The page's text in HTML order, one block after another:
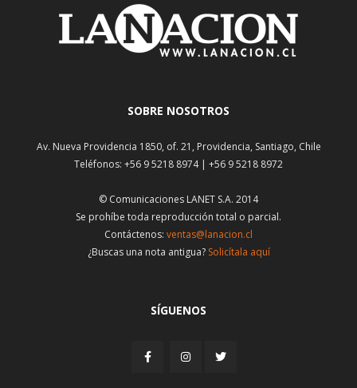
SOBRE NOSOTROS
Av. Nueva Providencia 1850, of. 21, Providencia, Santiago, Chile
Teléfonos: +56 9 5218 8974 | +56 9 5218 8972
© Comunicaciones LANET S.A. 2014
Se prohíbe toda reproducción total o parcial.
Contáctenos: ventas@lanacion.cl
¿Buscas una nota antigua? Solicítala aquí
SÍGUENOS